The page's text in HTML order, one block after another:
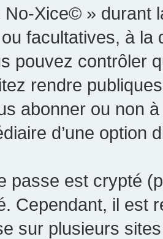
Xice© » durant
facultatives, à
pouvez contrôler
rendre
abonner ou non
d’une
passe est crypté
Cependant, il est
sur plusieurs